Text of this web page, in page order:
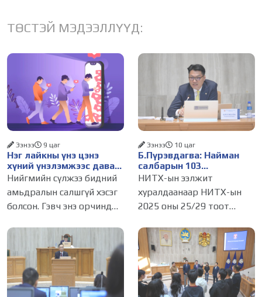
ТӨСТЭЙ МЭДЭЭЛЛҮҮД:
Нэг лайкны үнэ цэнэ
хүний үнэлэмжээс давах
болсон уу?
Ээнээ 9 цаг
Нийгмийн сүлжээ бидний
амьдралын салшгүй хэсэг
болсон. Гэвч энэ орчинд
амжилт, тэр ч байтугай
хүний үнэ цэнийг хүртэл
лайк, шэйр, дагагчийн
тоогоор хэмжих хандлага
газар авч
Б.Пүрэвдагва: Найман
салбарын 103
үйлчилгээний
бүртгэлийг цуцалснаар
бизнес эрхлэхэд таатай
нөхцөл бүрдэнэ
Ээнээ 10 цаг
НИТХ-ын ээлжит
хуралдаанаар НИТХ-ын
2025 оны 25/29 тоот
журмын зарим хэсгийг
хүчингүй болгож,
зөвшөөрлийн шинжтэй
103 бүртгэлээс нийслэлийн
бизнес эрхлэгчдийг